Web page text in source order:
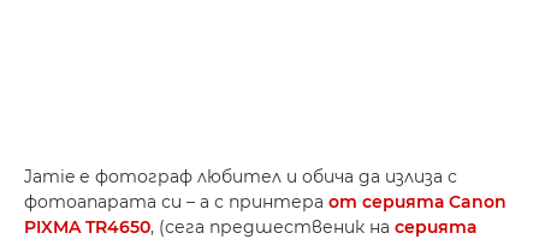
Jamie е фотограф любител и обича да излиза с
фотоапарата си – а с принтера от серията Canon
PIXMA TR4650, (сега предшественик на серията